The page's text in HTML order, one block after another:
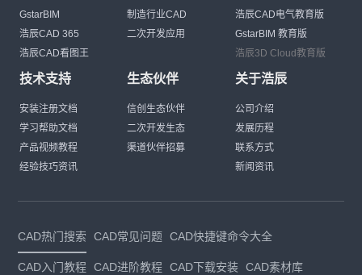
GstarBIM
浩辰CAD 365
浩辰CAD看图王
制造行业CAD
二次开发应用
浩辰CAD电气教育版
GstarBIM 教育版
浩辰3D Cloud教育版
技术支持
安装注册文档
学习帮助文档
产品视频教程
经验技巧资讯
生态伙伴
信创生态伙伴
二次开发生态
渠道伙伴招募
关于浩辰
公司介绍
发展历程
联系方式
新闻资讯
CAD热门搜索 CAD常见问题 CAD快捷键命令大全
CAD入门教程 CAD进阶教程 CAD下载安装 CAD素材库